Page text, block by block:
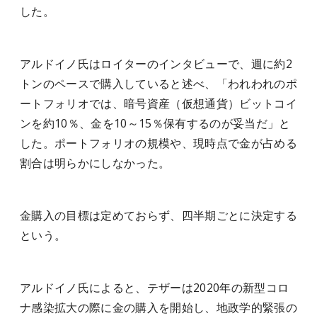
した。
アルドイノ氏はロイターのインタビューで、週に約2
トンのペースで購入していると述べ、「われわれのポ
ートフォリオでは、暗号資産（仮想通貨）ビットコイ
ンを約10％、金を10～15％保有するのが妥当だ」と
した。ポートフォリオの規模や、現時点で金が占める
割合は明らかにしなかった。
金購入の目標は定めておらず、四半期ごとに決定する
という。
アルドイノ氏によると、テザーは2020年の新型コロ
ナ感染拡大の際に金の購入を開始し、地政学的緊張の